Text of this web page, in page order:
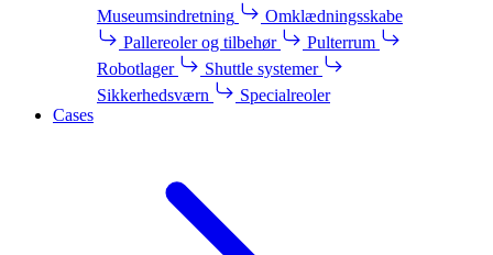
Museumsindretning
Omklædningsskabe
Pallereoler og tilbehør
Pulterrum
Robotlager
Shuttle systemer
Sikkerhedsværn
Specialreoler
Cases